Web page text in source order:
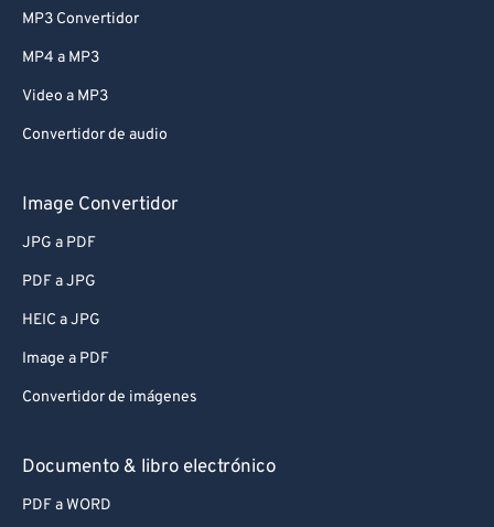
MP3 Convertidor
MP4 a MP3
Video a MP3
Convertidor de audio
Image Convertidor
JPG a PDF
PDF a JPG
HEIC a JPG
Image a PDF
Convertidor de imágenes
Documento & libro electrónico
PDF a WORD